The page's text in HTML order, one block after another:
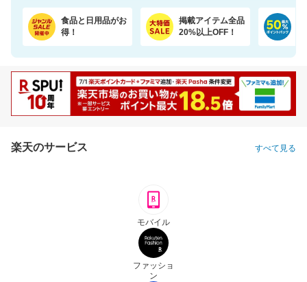
食品と日用品がお
得！
掲載アイテム全品
20%以上OFF！
楽天のサービス すべて見る
モバイル
ファッショ
ン